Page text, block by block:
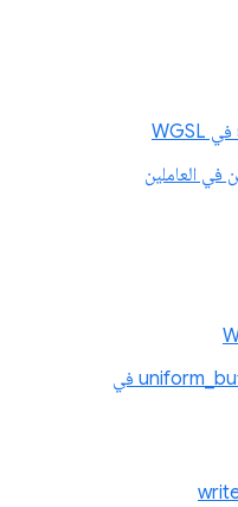
في العاملين
إضافة uniform_buffer_standard_layout في